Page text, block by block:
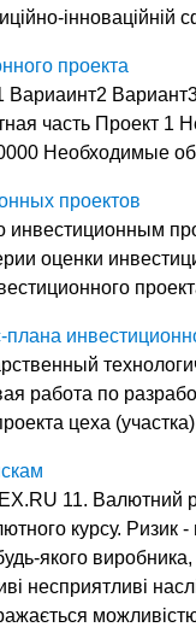
інноваційній
проекта
Вариаинт2
часть Проект 1
Необходимые
проектов
оценки
плана
работа по
цеха (участка)
11. Валютний
курсу. Ризик -
якого
несприятливі